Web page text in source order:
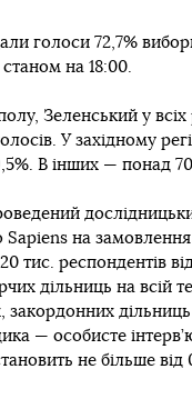
голоси 72,7%
станом на 18:00.
Зеленський у всіх
У західному
В інших — понад
на замовлення
тис. респондентів
дільниць на всій
закордонних
— особисте
не більше від